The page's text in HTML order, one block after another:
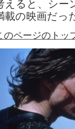
えると、シー
載の映画だっ
のページのトッ